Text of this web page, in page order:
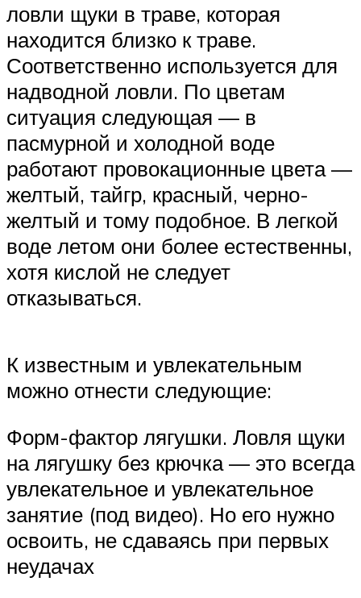
ловли щуки в траве, которая
находится близко к траве.
Соответственно используется для
надводной ловли. По цветам
ситуация следующая — в
пасмурной и холодной воде
работают провокационные цвета —
желтый, тайгр, красный, черно-
желтый и тому подобное. В легкой
воде летом они более естественны,
хотя кислой не следует
отказываться.
К известным и увлекательным
можно отнести следующие:
Форм-фактор лягушки. Ловля щуки
на лягушку без крючка — это всегда
увлекательное и увлекательное
занятие (под видео). Но его нужно
освоить, не сдаваясь при первых
неудачах